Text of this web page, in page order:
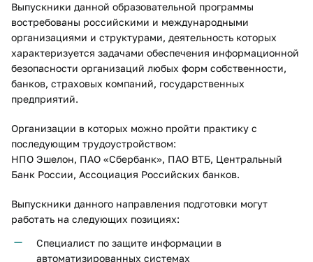
Выпускники данной образовательной программы
востребованы российскими и международными
организациями и структурами, деятельность которых
характеризуется задачами обеспечения информационной
безопасности организаций любых форм собственности,
банков, страховых компаний, государственных
предприятий.
Организации в которых можно пройти практику с
последующим трудоустройством:
НПО Эшелон, ПАО «Сбербанк», ПАО ВТБ, Центральный
Банк России, Ассоциация Российских банков.
Выпускники данного направления подготовки могут
работать на следующих позициях:
Специалист по защите информации в
автоматизированных системах